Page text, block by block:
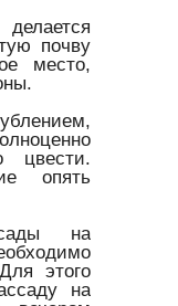
почву
место,
цвести.
опять
на
этого
на